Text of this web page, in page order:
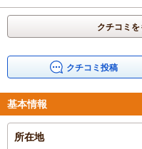
苺を摘んでレストランに戻っ
べていいか聞くと「イベン
た。
自分の席で苺大福作り。
あんこは白と黒と選べたので
ぞ、おいしいですよ」とのこ
とても大きく、苺大福ように
のでもう少し大きい苺を選べ
サミが用意してありました。
クチコミを
クチコミ投稿
基本情報
所在地